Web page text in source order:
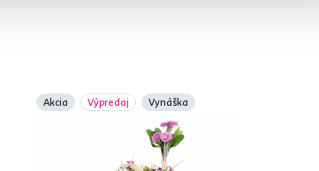
Akcia Výpredaj Vynáška